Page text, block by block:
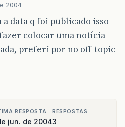
2004
a data q foi publicado isso
colocar uma notícia
preferi por no off-topic
RESPOSTA
jun. de 2004
RESPOSTAS
3